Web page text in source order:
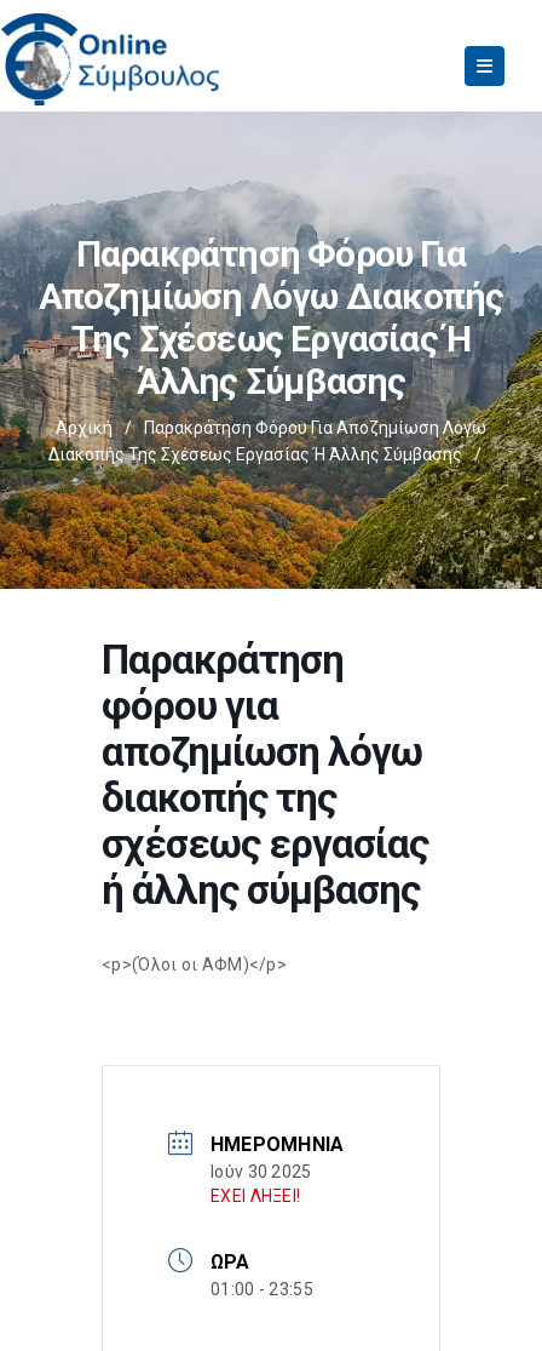
Παρακράτηση Φόρου Για
Αποζημίωση Λόγω Διακοπής
Της Σχέσεως Εργασίας Ή
Άλλης Σύμβασης
Αρχική /
Παρακράτηση Φόρου Για Αποζημίωση Λόγω
Διακοπής Της Σχέσεως Εργασίας Ή Άλλης Σύμβασης
/
Παρακράτηση
φόρου για
αποζημίωση λόγω
διακοπής της
σχέσεως εργασίας
ή άλλης σύμβασης
<p>(Όλοι οι ΑΦΜ)</p>
ΗΜΕΡΟΜΗΝΊΑ
Ιούν 30 2025
ΕΧΕΙ ΛΗΞΕΙ!
ΏΡΑ
01:00 - 23:55